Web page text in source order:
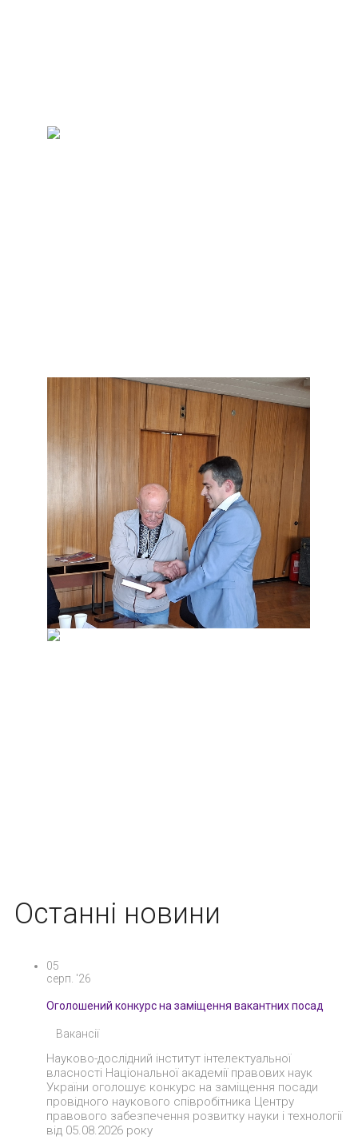
Останні новини
05
серп. '26
Оголошений конкурс на заміщення вакантних посад
Вакансії
Науково-дослідний інститут інтелектуальної
власності Національної академії правових наук
України оголошує конкурс на заміщення посади
провідного наукового співробітника Центру
правового забезпечення розвитку науки і технології
від 05.08.2026 року